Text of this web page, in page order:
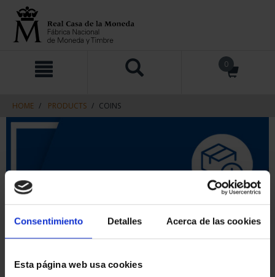
Consentimiento Detalles Acerca de las cookies
Esta página web usa cookies
navigation
0
HOME PRODUCTS COINS